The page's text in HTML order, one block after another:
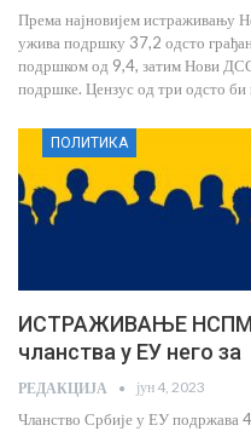
Према најновијем истраживању
ужива подршку 37,2 одсто
подршком од 9,4, затим Нови
подршке. Цензус од три одсто
ПОЛИТИКА
ИСТРАЖИВАЊЕ НСПМ:
чланства у ЕУ него за
РЕДАКЦИЈА јун 4, 2023
Чланство Србије у ЕУ подржава